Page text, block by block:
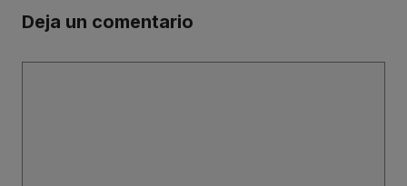
Deja un comentario